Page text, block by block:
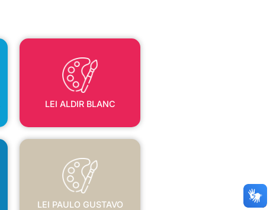
LEI ALDIR BLANC
LEI ALDIR BLANC
LEI PAULO GUSTAVO
LEI PAULO GUSTAVO